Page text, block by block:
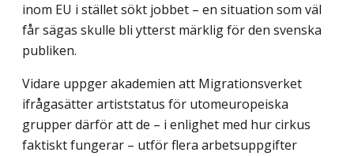
inom EU i stället sökt jobbet – en situation som väl
får sägas skulle bli ytterst märklig för den svenska
publiken.
Vidare uppger akademien att Migrationsverket
ifrågasätter artiststatus för utomeuropeiska
grupper därför att de – i enlighet med hur cirkus
faktiskt fungerar – utför flera arbetsuppgifter